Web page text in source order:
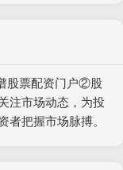
股票配资门户②股
注市场动态，为投
把握市场脉搏。